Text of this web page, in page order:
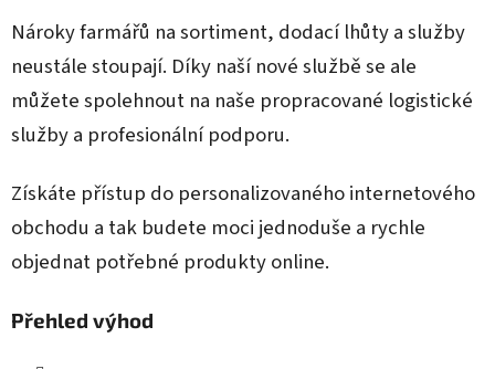
Nároky farmářů na sortiment, dodací lhůty a služby
neustále stoupají. Díky naší nové službě se ale
můžete spolehnout na naše propracované logistické
služby a profesionální podporu.
Získáte přístup do personalizovaného internetového
obchodu a tak budete moci jednoduše a rychle
objednat potřebné produkty online.
Přehled výhod